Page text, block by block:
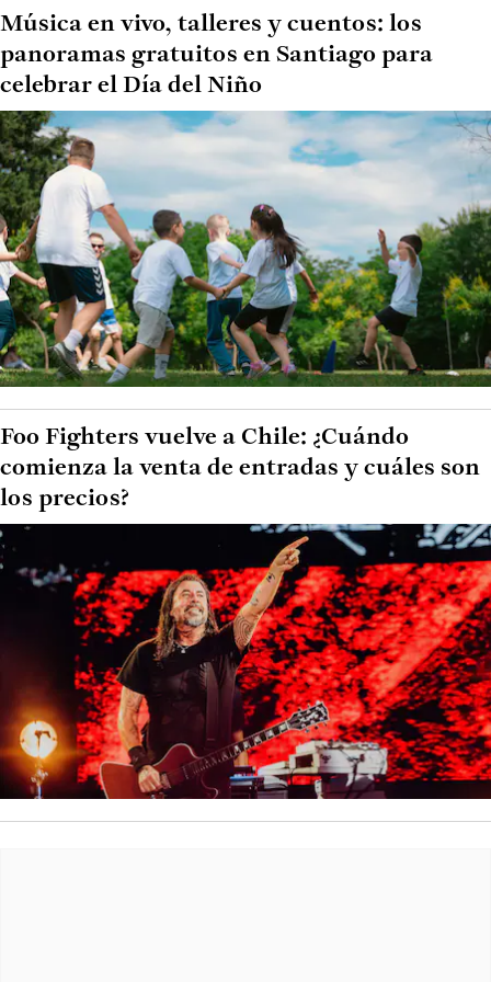
Música en vivo, talleres y cuentos: los
panoramas gratuitos en Santiago para
celebrar el Día del Niño
Foo Fighters vuelve a Chile: ¿Cuándo
comienza la venta de entradas y cuáles son
los precios?